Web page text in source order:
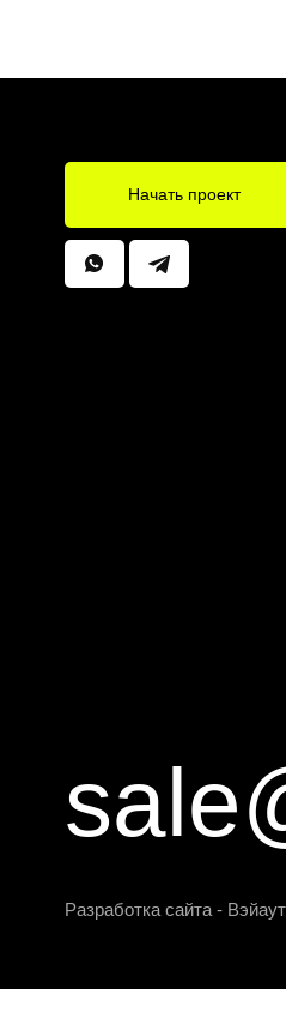
Разработка сайта - Вэйаут
Начать проект